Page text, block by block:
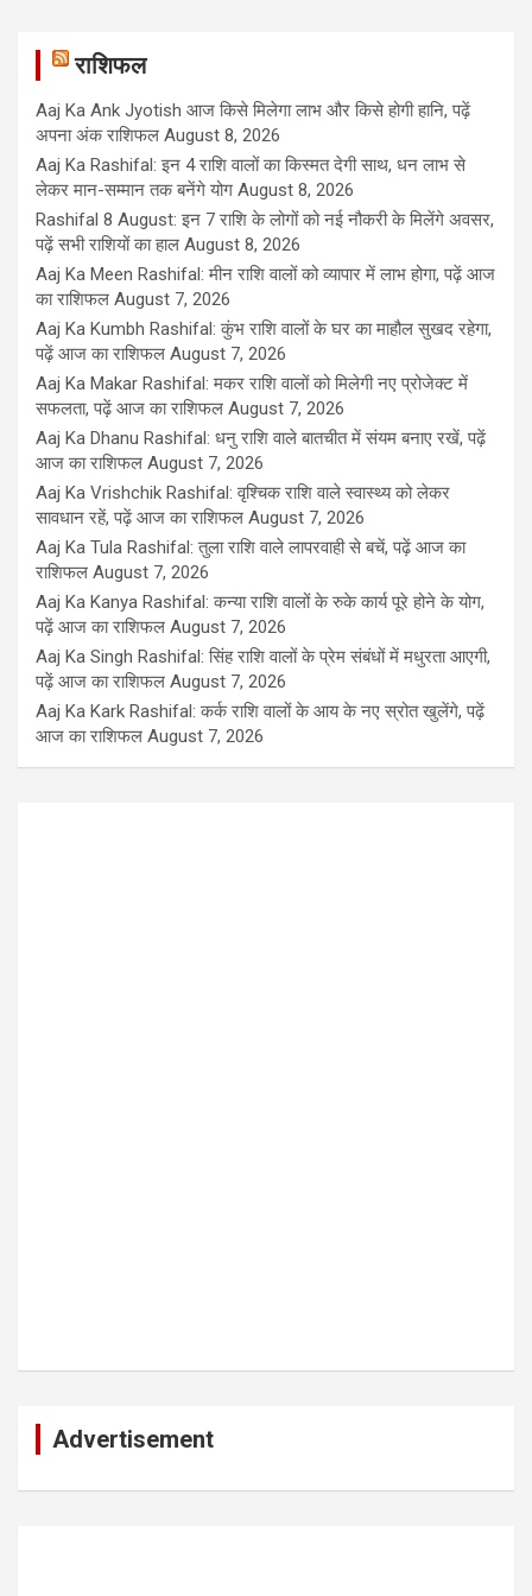
राशिफल
Aaj Ka Ank Jyotish आज किसे मिलेगा लाभ और किसे होगी हानि, पढ़ें
अपना अंक राशिफल August 8, 2026
Aaj Ka Rashifal: इन 4 राशि वालों का किस्मत देगी साथ, धन लाभ से
लेकर मान-सम्मान तक बनेंगे योग August 8, 2026
Rashifal 8 August: इन 7 राशि के लोगों को नई नौकरी के मिलेंगे अवसर,
पढ़ें सभी राशियों का हाल August 8, 2026
Aaj Ka Meen Rashifal: मीन राशि वालों को व्यापार में लाभ होगा, पढ़ें आज
का राशिफल August 7, 2026
Aaj Ka Kumbh Rashifal: कुंभ राशि वालों के घर का माहौल सुखद रहेगा,
पढ़ें आज का राशिफल August 7, 2026
Aaj Ka Makar Rashifal: मकर राशि वालों को मिलेगी नए प्रोजेक्ट में
सफलता, पढ़ें आज का राशिफल August 7, 2026
Aaj Ka Dhanu Rashifal: धनु राशि वाले बातचीत में संयम बनाए रखें, पढ़ें
आज का राशिफल August 7, 2026
Aaj Ka Vrishchik Rashifal: वृश्चिक राशि वाले स्वास्थ्य को लेकर
सावधान रहें, पढ़ें आज का राशिफल August 7, 2026
Aaj Ka Tula Rashifal: तुला राशि वाले लापरवाही से बचें, पढ़ें आज का
राशिफल August 7, 2026
Aaj Ka Kanya Rashifal: कन्या राशि वालों के रुके कार्य पूरे होने के योग,
पढ़ें आज का राशिफल August 7, 2026
Aaj Ka Singh Rashifal: सिंह राशि वालों के प्रेम संबंधों में मधुरता आएगी,
पढ़ें आज का राशिफल August 7, 2026
Aaj Ka Kark Rashifal: कर्क राशि वालों के आय के नए स्रोत खुलेंगे, पढ़ें
आज का राशिफल August 7, 2026
Advertisement